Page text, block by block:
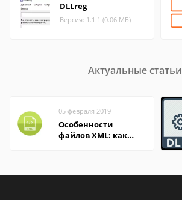
DLLreg
Версия: 1.1.1 (0.06 МБ)
Актуальные статьи
05 февраля 2019
Особенности
файлов XML: как